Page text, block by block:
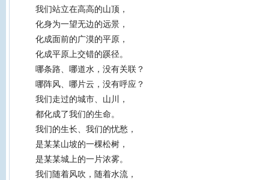
我们站立在高高的山顶，
化身为一望无边的远景，
化成面前的广漠的平原，
化成平原上交错的蹊径。
哪条路、哪道水，没有关联？
哪阵风、哪片云，没有呼应？
我们走过的城市、山川，
都化成了我们的生命。
我们的生长、我们的忧愁，
是某某山坡的一棵松树，
是某某城上的一片浓雾。
我们随着风吹，随着水流，